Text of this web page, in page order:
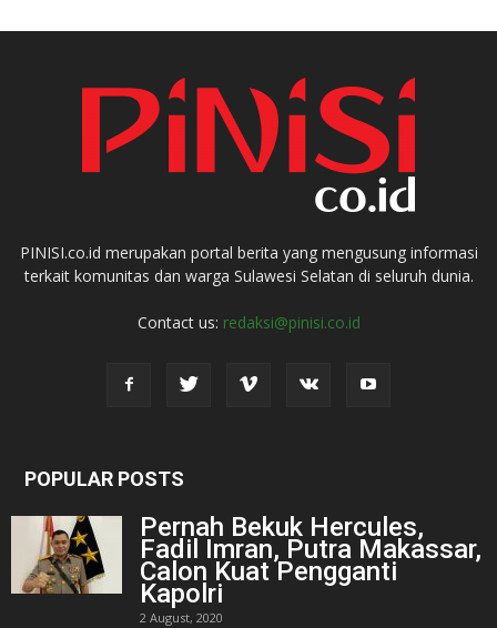
PINISI.co.id merupakan portal berita yang mengusung informasi
terkait komunitas dan warga Sulawesi Selatan di seluruh dunia.
Contact us: redaksi@pinisi.co.id
POPULAR POSTS
Pernah Bekuk Hercules,
Fadil Imran, Putra Makassar,
Calon Kuat Pengganti
Kapolri
2 August, 2020